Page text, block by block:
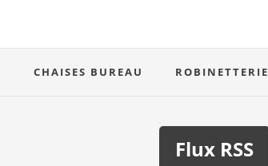
CHAISES BUREAU ROBINETTERIE
Flux RSS